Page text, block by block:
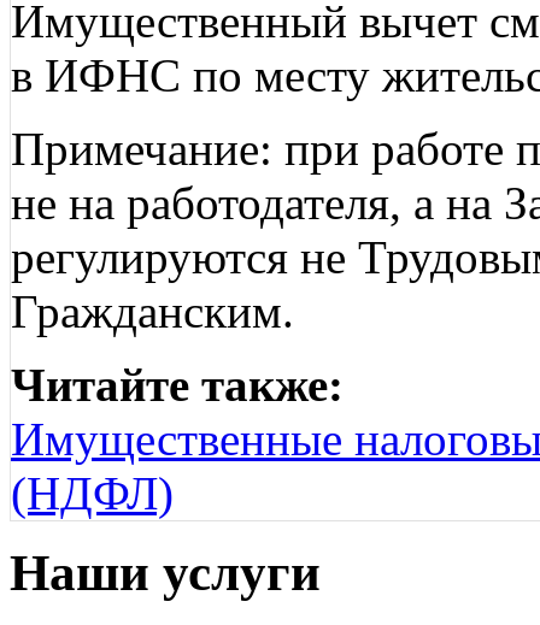
Имущественный вычет
в ИФНС по месту
Примечание: при работе
не на работодателя, а на
регулируются не
Гражданским.
Читайте также:
Имущественные
(НДФЛ)
Наши услуги